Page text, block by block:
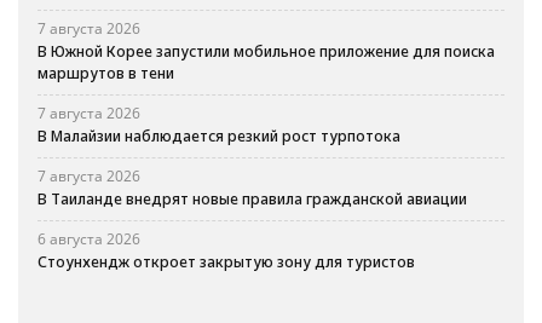
7 августа 2026
В Южной Корее запустили мобильное приложение для поиска
маршрутов в тени
7 августа 2026
В Малайзии наблюдается резкий рост турпотока
7 августа 2026
В Таиланде внедрят новые правила гражданской авиации
6 августа 2026
Стоунхендж откроет закрытую зону для туристов